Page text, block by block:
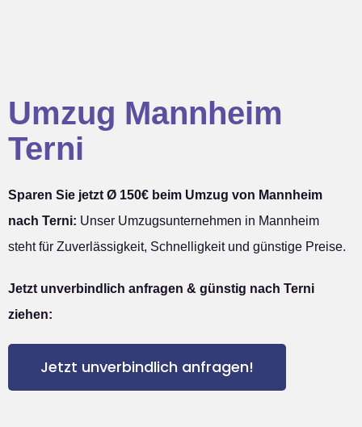
Umzug Mannheim
Terni
Sparen Sie jetzt Ø 150€ beim Umzug von Mannheim
nach Terni: Unser Umzugsunternehmen in Mannheim
steht für Zuverlässigkeit, Schnelligkeit und günstige Preise.
Jetzt unverbindlich anfragen & günstig nach Terni
ziehen:
Jetzt unverbindlich anfragen!